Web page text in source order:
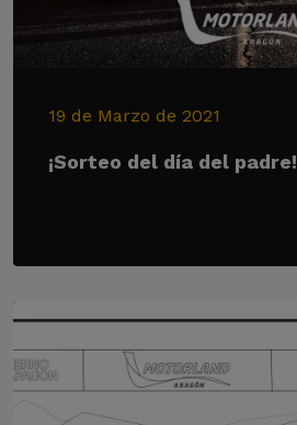
19 de Marzo de 2021
¡Sorteo del día del padre!